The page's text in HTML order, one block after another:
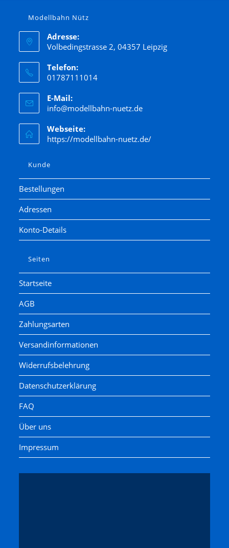
Modellbahn Nütz
Adresse:
Volbedingstrasse 2, 04357 Leipzig
Telefon:
01787111014
E-Mail:
info@modellbahn-nuetz.de
Webseite:
https://modellbahn-nuetz.de/
Kunde
Bestellungen
Adressen
Konto-Details
Seiten
Startseite
AGB
Zahlungsarten
Versandinformationen
Widerrufsbelehrung
Datenschutzerklärung
FAQ
Über uns
Impressum